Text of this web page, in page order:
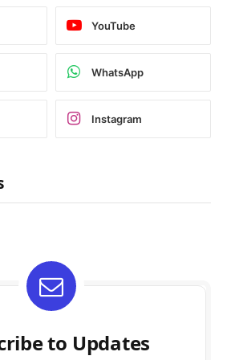
YouTube
WhatsApp
Instagram
to Updates